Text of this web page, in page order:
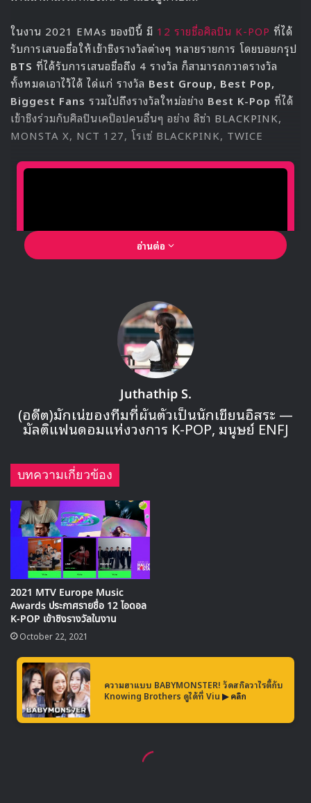
ตามมาด้วยในช่วงเช้าของวันที่ 15 พฤศจิกายนNCT 127เป็น
อีกหนึ่งไอดอลกรุปที่คอนเฟิร์มทัวร์คอนเสิร์ตที่ 2 ที่มีชื่อว่า
โดยคอนเสิร์ต ‘Neo City : Seoul – The Link’ จะจัดขึ้นในวัน
ที่ 17-19 ธันวาคมนี้ ที่ Gocheok Sky Dome และนอกจากนี้
ออนไลน์ทาง Beyond LIVE สำหรับแฟนๆ ในต่างประเทศที่ไม่
สามารถมาร่วมคอนเสิร์ตได้
นอกจากนี้ทางต้นสังกัด SM Entertainment เองก็ยังได้ยืนยัน
ถึงการเตรียมจัดเวิลด์ทัวร์ของ NCT 127 ที่จะเริ่มต้นขึ้นในเร็วๆ